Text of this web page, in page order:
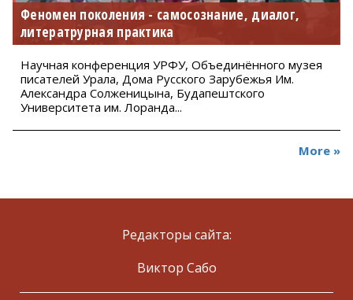
Феномен поколения - самосознание, диалог,
литератрурная практика
Научная конференция УРФУ, Объединённого музея
писателей Урала, Дома Русского Зарубежья Им.
Александра Солженицына, Будапештского
Университета им. Лоранда...
More »
Редакторы сайта:
Виктор Сабо